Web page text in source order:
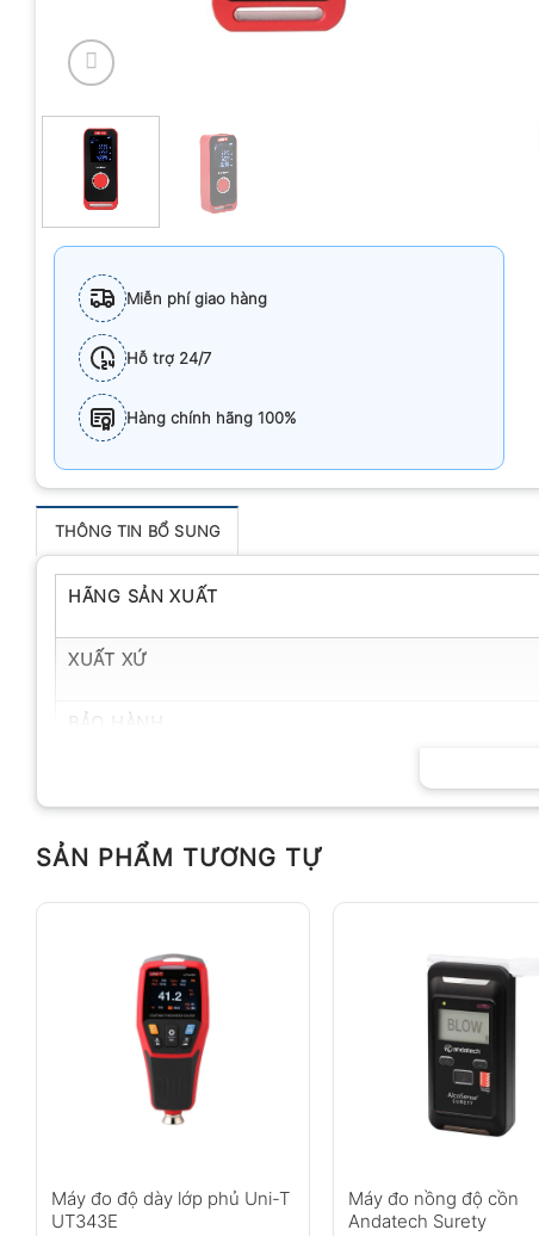
Miễn phí giao hàng
Hỗ trợ 24/7
Hàng chính hãng 100%
THÔNG TIN BỔ SUNG
HÃNG SẢN XUẤT
XUẤT XỨ
SẢN PHẨM TƯƠNG TỰ
Máy đo độ dày lớp phủ Uni-T
UT343E
Máy đo nồng độ cồn
Andatech Surety